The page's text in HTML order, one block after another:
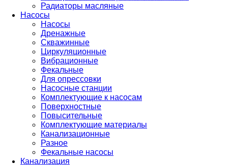
Радиаторы масляные
Насосы
Насосы
Дренажные
Скважинные
Циркуляционные
Вибрационные
Фекальные
Для опрессовки
Насосные станции
Комплектующие к насосам
Поверхностные
Повысительные
Комплектующие материалы
Канализационные
Разное
Фекальные насосы
Канализация